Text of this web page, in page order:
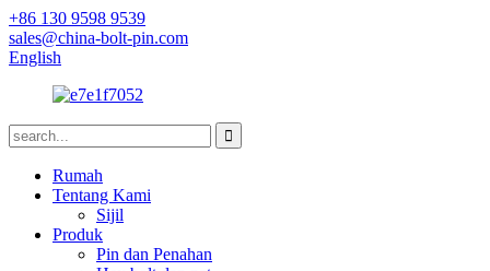
+86 130 9598 9539
sales@china-bolt-pin.com
English
Rumah
Tentang Kami
Sijil
Produk
Pin dan Penahan